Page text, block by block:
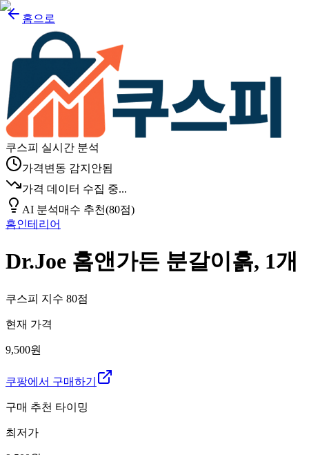
홈으로
쿠스피 실시간 분석
가격변동 감지안됨
가격 데이터 수집 중...
AI 분석매수 추천(80점)
홈인테리어
Dr.Joe 홈앤가든 분갈이흙, 1개
쿠스피 지수 80점
현재 가격
9,500원
쿠팡에서 구매하기
구매 추천 타이밍
최저가